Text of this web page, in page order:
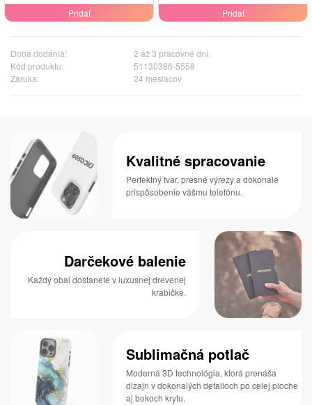
Pridať
Pridať
Doba dodania:
2 až 3 pracovné dni.
Kód produktu:
51130386-5558
Záruka:
24 mesiacov
Kvalitné spracovanie
Perfektný tvar, presné výrezy a dokonalé
prispôsobenie vášmu telefónu.
Darčekové balenie
Každý obal dostanete v luxusnej drevenej
krabičke.
Sublimačná potlač
Moderná 3D technológia, ktorá prenáša
dizajn v dokonalých detailoch po celej ploche
aj bokoch krytu.